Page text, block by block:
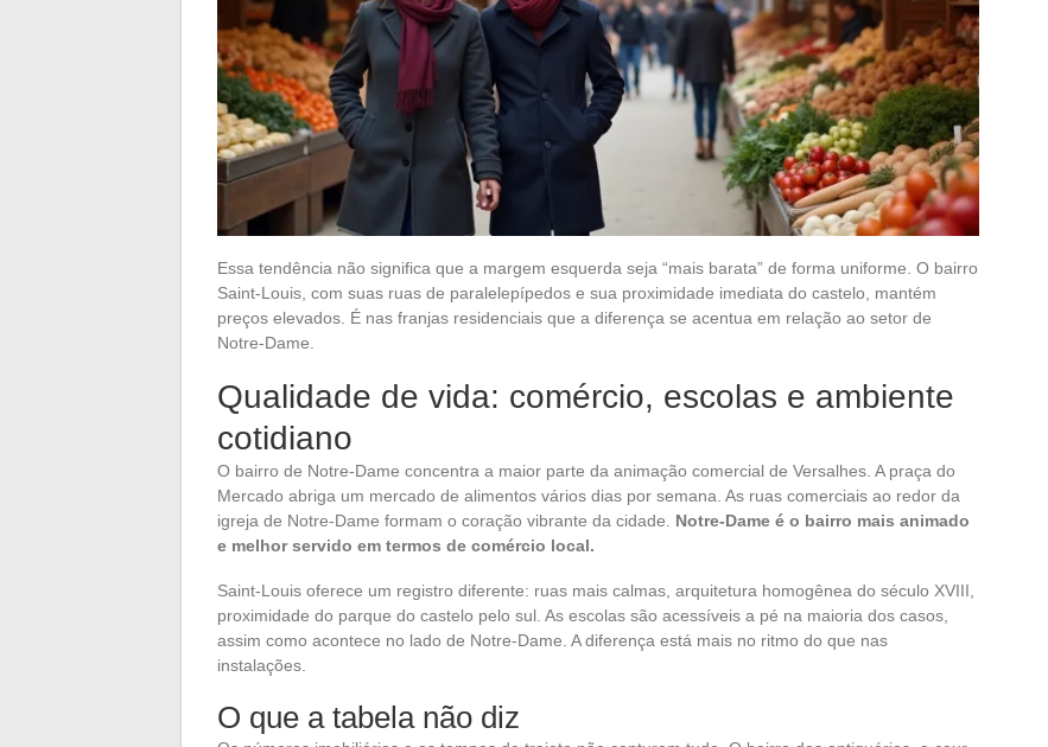
Essa tendência não significa que a margem esquerda seja “mais barata” de forma uniforme. O bairro
Saint-Louis, com suas ruas de paralelepípedos e sua proximidade imediata do castelo, mantém
preços elevados. É nas franjas residenciais que a diferença se acentua em relação ao setor de
Notre-Dame.
Qualidade de vida: comércio, escolas e ambiente
cotidiano
O bairro de Notre-Dame concentra a maior parte da animação comercial de Versalhes. A praça do
Mercado abriga um mercado de alimentos vários dias por semana. As ruas comerciais ao redor da
igreja de Notre-Dame formam o coração vibrante da cidade. Notre-Dame é o bairro mais animado
e melhor servido em termos de comércio local.
Saint-Louis oferece um registro diferente: ruas mais calmas, arquitetura homogênea do século XVIII,
proximidade do parque do castelo pelo sul. As escolas são acessíveis a pé na maioria dos casos,
assim como acontece no lado de Notre-Dame. A diferença está mais no ritmo do que nas
instalações.
O que a tabela não diz